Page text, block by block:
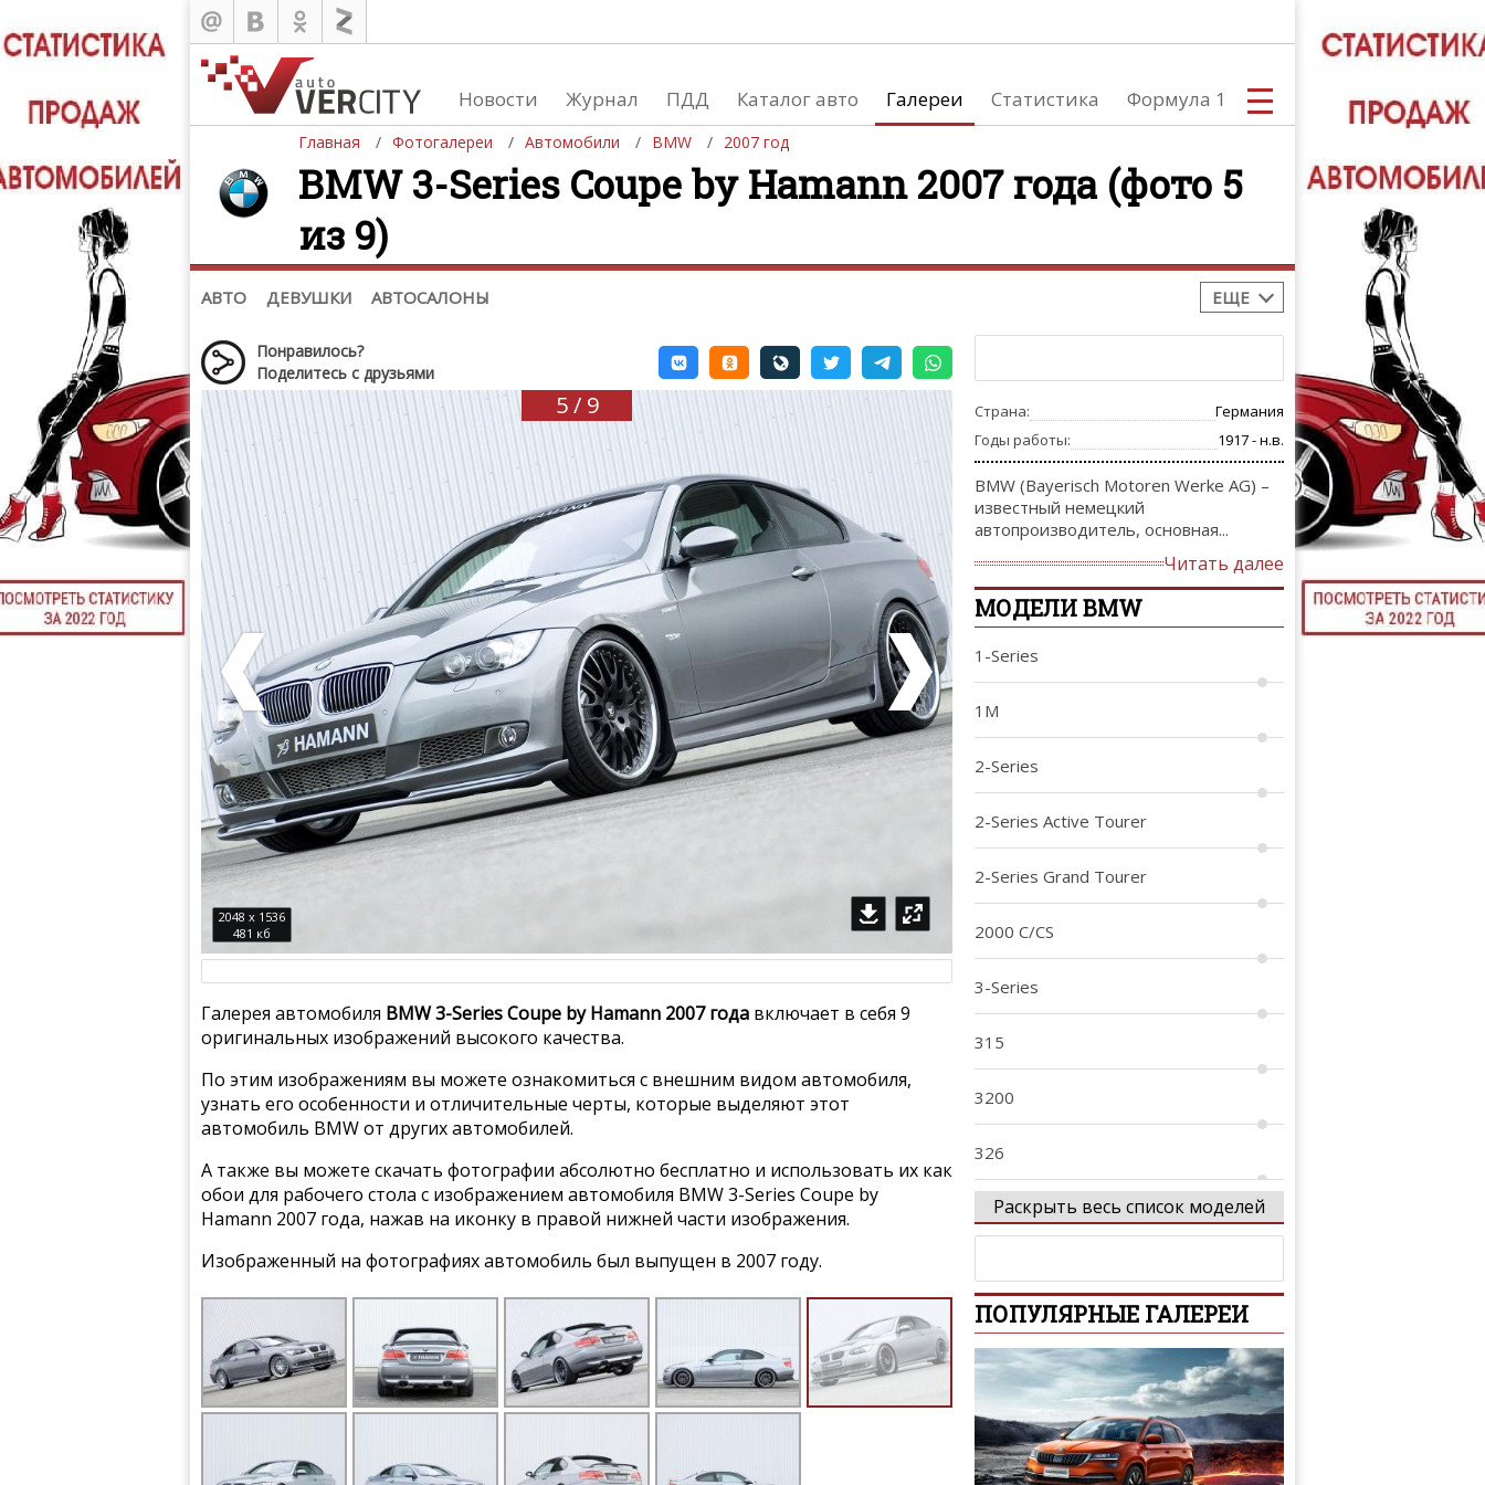
Новости Журнал ПДД Каталог авто Галереи Статистика Формула 1
ТЮНИНГ
ТЮНИНГ
Главная Фотогалереи Автомобили BMW 2007 год
BMW 3-Series Coupe by Hamann 2007 года (фото 5
из 9)
АВТО ДЕВУШКИ АВТОСАЛОНЫ ЕЩЕ
Автомобили
Последние добавления
Список марок
(+1102)
Девушки и автомобили
Девушки и мото
Список мировых автосалонов
Понравилось?
Поделитесь с друзьями
5 / 9
2048 x 1536
481 кб
Галерея автомобиля BMW 3-Series Coupe by Hamann 2007 года включает в себя 9
оригинальных изображений высокого качества.
По этим изображениям вы можете ознакомиться с внешним видом автомобиля,
узнать его особенности и отличительные черты, которые выделяют этот
автомобиль BMW от других автомобилей.
А также вы можете скачать фотографии абсолютно бесплатно и использовать их как
обои для рабочего стола с изображением автомобиля BMW 3-Series Coupe by
Hamann 2007 года, нажав на иконку в правой нижней части изображения.
Изображенный на фотографиях автомобиль был выпущен в 2007 году.
Страна:
Германия
Годы работы:
1917 - н.в.
BMW (Bayerisch Motoren Werke AG) –
известный немецкий
автопроизводитель, основная...
Читать далее
МОДЕЛИ BMW
1-Series
1M
2-Series
2-Series Active Tourer
2-Series Grand Tourer
2000 C/CS
3-Series
315
3200
326
327
4-Series
5-Series
501
Раскрыть весь список моделей
ПОПУЛЯРНЫЕ ГАЛЕРЕИ